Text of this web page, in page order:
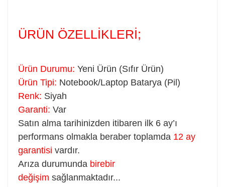
ÜRÜN ÖZELLİKLERİ;
Ürün Durumu: Yeni Ürün (Sıfır Ürün)
Ürün Tipi: Notebook/Laptop Batarya (Pil)
Renk: Siyah
Garanti: Var
Satın alma tarihinizden itibaren ilk 6 ay’ı
performans olmakla beraber toplamda 12 ay
garantisi vardır.
Arıza durumunda birebir
değişim sağlanmaktadır...